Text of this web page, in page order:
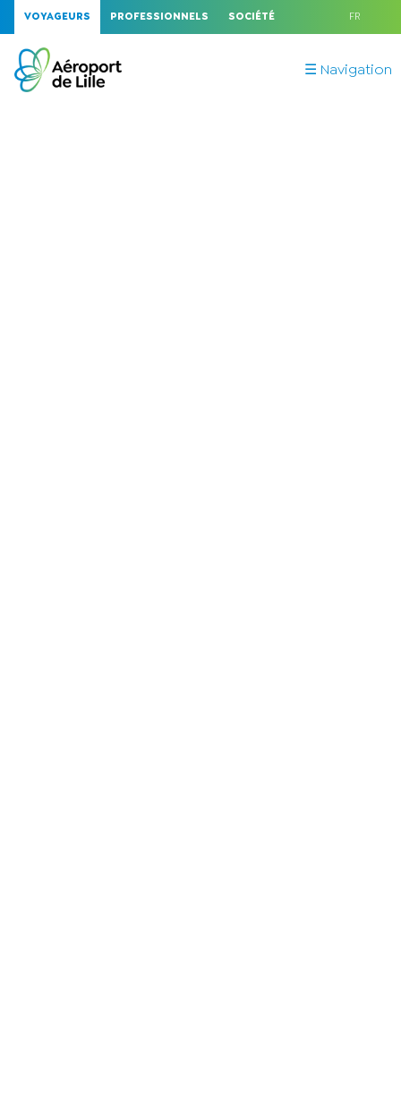
VOYAGEURS PROFESSIONNELS SOCIÉTÉ FR
☰ Navigation